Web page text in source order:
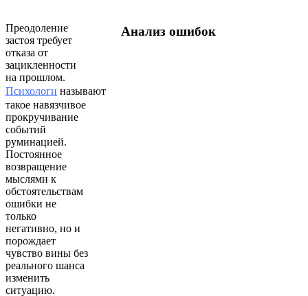
Преодоление
застоя требует
отказа от
зацикленности
на прошлом.
Психологи называют
такое навязчивое
прокручивание
событий
руминацией.
Постоянное
возвращение
мыслями к
обстоятельствам
ошибки не
только
негативно, но и
порождает
чувство вины без
реального шанса
изменить
ситуацию.
Анализ ошибок